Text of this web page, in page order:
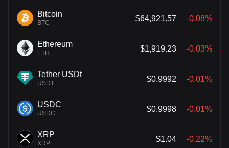
Bitcoin
BTC
$64,921.57 -0.08%
Ethereum
ETH
$1,919.23 -0.03%
Tether USDt
USDT
$0.9992 -0.01%
USDC
USDC
$0.9998 -0.01%
XRP
XRP
$1.04 -0.22%